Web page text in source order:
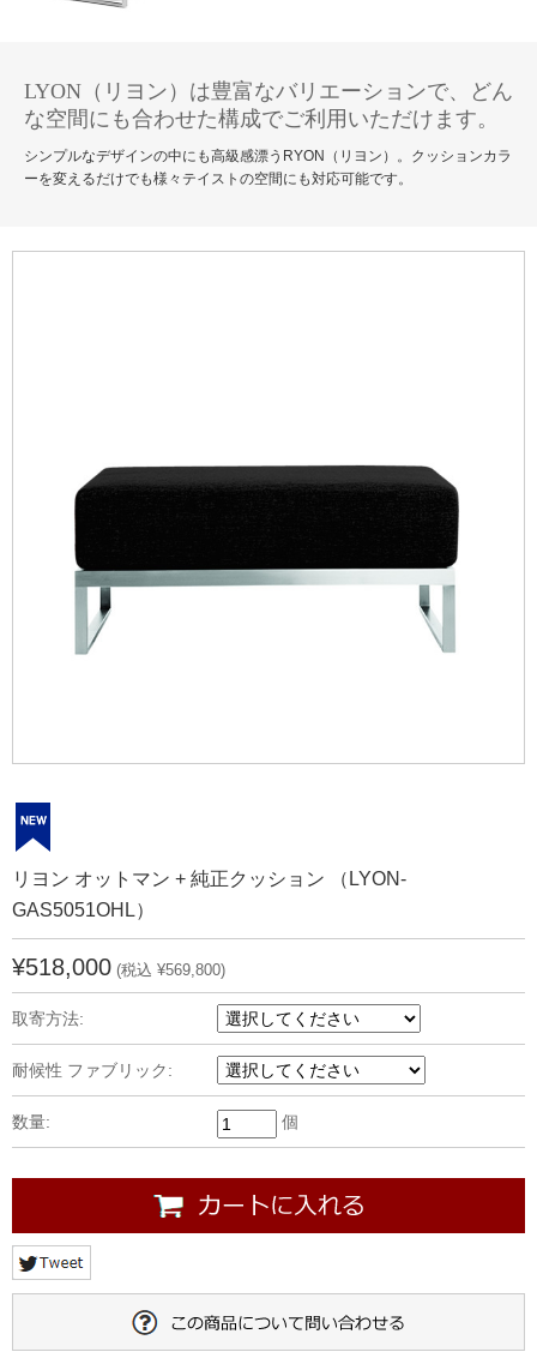
LYON（リヨン）は豊富なバリエーションで、どん
な空間にも合わせた構成でご利用いただけます。
シンプルなデザインの中にも高級感漂うRYON（リヨン）。クッションカラ
ーを変えるだけでも様々テイストの空間にも対応可能です。
リヨン オットマン + 純正クッション （LYON-
GAS5051OHL）
¥518,000 (税込 ¥569,800)
取寄方法:
耐候性 ファブリック:
数量: 個